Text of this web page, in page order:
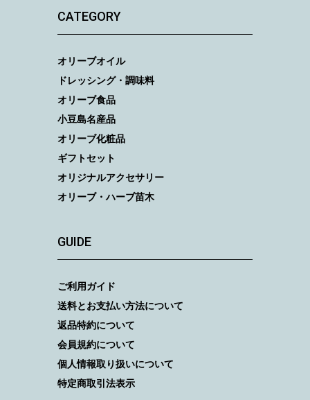
CATEGORY
オリーブオイル
ドレッシング・調味料
オリーブ食品
小豆島名産品
オリーブ化粧品
ギフトセット
オリジナルアクセサリー
オリーブ・ハーブ苗木
GUIDE
ご利用ガイド
送料とお支払い方法について
返品特約について
会員規約について
個人情報取り扱いについて
特定商取引法表示